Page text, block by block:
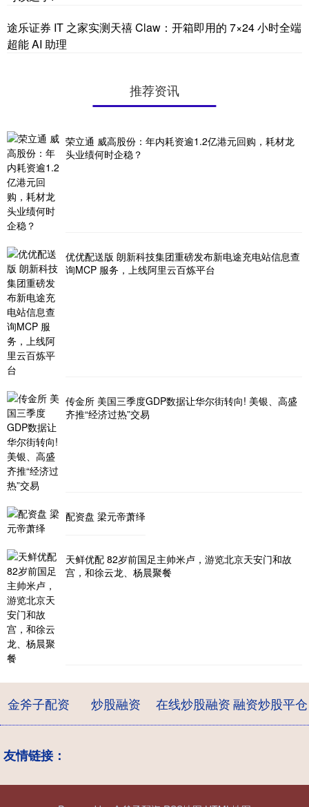
途乐证券 IT 之家实测天禧 Claw：开箱即用的 7×24 小时全端
超能 AI 助理
推荐资讯
荣立通 威高股份：年内耗资逾1.2亿港元回购，耗材龙
头业绩何时企稳？
优优配送版 朗新科技集团重磅发布新电途充电站信息查
询MCP 服务，上线阿里云百炼平台
传金所 美国三季度GDP数据让华尔街转向! 美银、高盛
齐推“经济过热”交易
配资盘 梁元帝萧绎
天鲜优配 82岁前国足主帅米卢，游览北京天安门和故
宫，和徐云龙、杨晨聚餐
金斧子配资 炒股融资 在线炒股融资融资炒股平仓
友情链接：